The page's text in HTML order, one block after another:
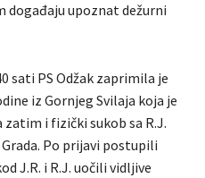
događaju upoznat dežurni
sati PS Odžak zaprimila je
iz Gornjeg Svilaja koja je
i fizički sukob sa R.J.
Po prijavi postupili
J.R. i R.J. uočili vidljive